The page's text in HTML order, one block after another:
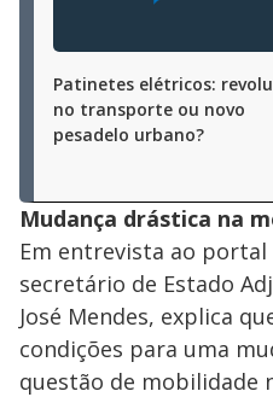
Patinetes elétricos:
no transporte ou novo
pesadelo urbano?
Mudança drástica na
Em entrevista ao
secretário de Estado
José Mendes, explica
condições para uma
questão de mobilidade